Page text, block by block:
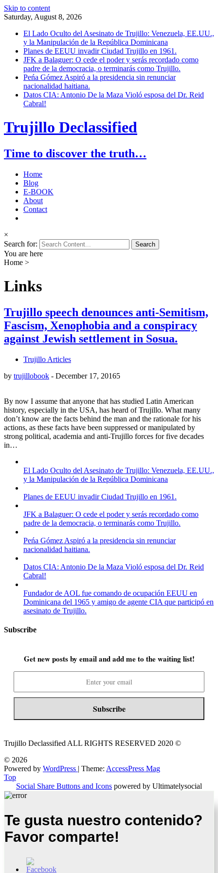
Skip to content
Saturday, August 8, 2026
El Lado Oculto del Asesinato de Trujillo: Venezuela, EE.UU.,
y la Manipulación de la República Dominicana
Planes de EEUU invadir Ciudad Trujillo en 1961.
JFK a Balaguer: O cede el poder y serás recordado como
padre de la democracia, o terminarás como Trujillo.
Peńa Gómez Aspiró a la presidencia sin renunciar
nacionalidad haitiana.
Datos CIA: Antonio De la Maza Violó esposa del Dr. Reid
Cabral!
Trujillo Declassified
Time to discover the truth…
Home
Blog
E-BOOK
About
Contact
×
Search for:
You are here
Home >
Links
Trujillo speech denounces anti-Semitism,
Fascism, Xenophobia and a conspiracy
against Jewish settlement in Sosua.
Trujillo Articles
by trujillobook - December 17, 20165
By now I assume that anyone that has studied Latin American
history, especially in the USA, has heard of Trujillo. What many
don’t know are the facts behind the man and the rationale for his
actions, as these facts have been suppressed or manipulated by
strong political, academia and anti-Trujillo forces for five decades
in…
El Lado Oculto del Asesinato de Trujillo: Venezuela, EE.UU.,
y la Manipulación de la República Dominicana
Planes de EEUU invadir Ciudad Trujillo en 1961.
JFK a Balaguer: O cede el poder y serás recordado como
padre de la democracia, o terminarás como Trujillo.
Peńa Gómez Aspiró a la presidencia sin renunciar
nacionalidad haitiana.
Datos CIA: Antonio De la Maza Violó esposa del Dr. Reid
Cabral!
Fundador de AOL fue comando de ocupación EEUU en
Dominicana del 1965 y amigo de agente CIA que participó en
asesinato de Trujillo.
Subscribe
Get new posts by email and add me to the waiting list!
Trujillo Declassified ALL RIGHTS RESERVED 2020 ©
© 2026
Powered by WordPress | Theme: AccessPress Mag
Top
Social Share Buttons and Icons powered by Ultimatelysocial
Te gusta nuestro contenido?
Favor comparte!